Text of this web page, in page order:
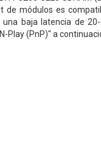
de módulos es
baja latencia de
Play (PnP)" a